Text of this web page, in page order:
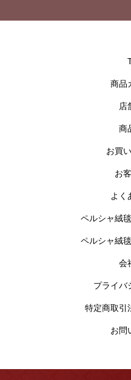
商品
店
商
お買
お
よく
ペルシャ絨
ペルシャ絨
会
プライバ
特定商取引
お問